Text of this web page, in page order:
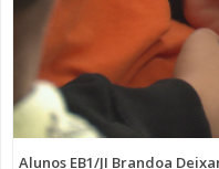
Alunos EB1/JI Brandoa